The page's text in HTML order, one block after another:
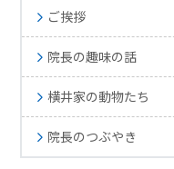
ご挨拶
院長の趣味の話
横井家の動物たち
院長のつぶやき